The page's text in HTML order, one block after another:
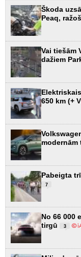
Škoda
Peaq,
Vai tiešām
dažiem
650 km (+
Pabeigta
7
No 66 000
tirgū
3